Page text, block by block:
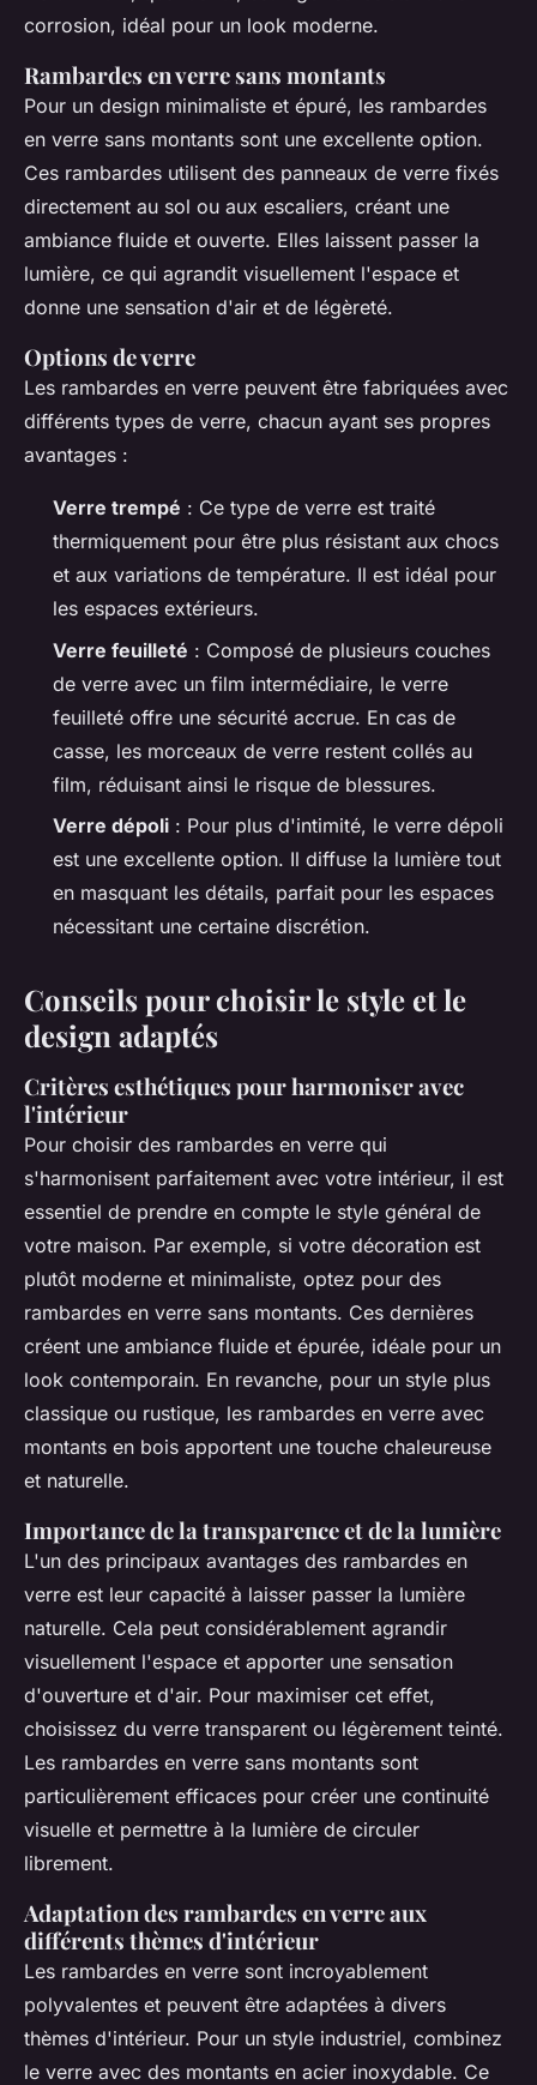
corrosion, idéal pour un look moderne.
Rambardes en verre sans montants
Pour un design minimaliste et épuré, les rambardes
en verre sans montants sont une excellente option.
Ces rambardes utilisent des panneaux de verre fixés
directement au sol ou aux escaliers, créant une
ambiance fluide et ouverte. Elles laissent passer la
lumière, ce qui agrandit visuellement l'espace et
donne une sensation d'air et de légèreté.
Options de verre
Les rambardes en verre peuvent être fabriquées avec
différents types de verre, chacun ayant ses propres
avantages :
Verre trempé : Ce type de verre est traité
thermiquement pour être plus résistant aux chocs
et aux variations de température. Il est idéal pour
les espaces extérieurs.
Verre feuilleté : Composé de plusieurs couches
de verre avec un film intermédiaire, le verre
feuilleté offre une sécurité accrue. En cas de
casse, les morceaux de verre restent collés au
film, réduisant ainsi le risque de blessures.
Verre dépoli : Pour plus d'intimité, le verre dépoli
est une excellente option. Il diffuse la lumière tout
en masquant les détails, parfait pour les espaces
nécessitant une certaine discrétion.
Conseils pour choisir le style et le
design adaptés
Critères esthétiques pour harmoniser avec
l'intérieur
Pour choisir des rambardes en verre qui
s'harmonisent parfaitement avec votre intérieur, il est
essentiel de prendre en compte le style général de
votre maison. Par exemple, si votre décoration est
plutôt moderne et minimaliste, optez pour des
rambardes en verre sans montants. Ces dernières
créent une ambiance fluide et épurée, idéale pour un
look contemporain. En revanche, pour un style plus
classique ou rustique, les rambardes en verre avec
montants en bois apportent une touche chaleureuse
et naturelle.
Importance de la transparence et de la lumière
L'un des principaux avantages des rambardes en
verre est leur capacité à laisser passer la lumière
naturelle. Cela peut considérablement agrandir
visuellement l'espace et apporter une sensation
d'ouverture et d'air. Pour maximiser cet effet,
choisissez du verre transparent ou légèrement teinté.
Les rambardes en verre sans montants sont
particulièrement efficaces pour créer une continuité
visuelle et permettre à la lumière de circuler
librement.
Adaptation des rambardes en verre aux
différents thèmes d'intérieur
Les rambardes en verre sont incroyablement
polyvalentes et peuvent être adaptées à divers
thèmes d'intérieur. Pour un style industriel, combinez
le verre avec des montants en acier inoxydable. Ce